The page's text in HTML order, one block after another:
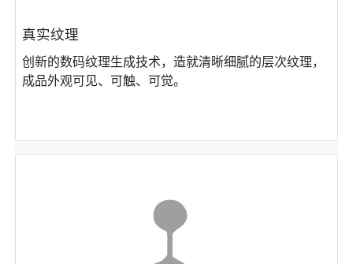
真实纹理
创新的数码纹理⽣成技术，造就清晰细腻的层次纹理，
成品外观可⻅、可触、可觉。